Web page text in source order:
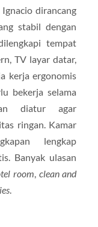
dirancang
stabil dengan
tempat
TV layar datar,
kerja ergonomis
bekerja selama
diatur agar
ringan. Kamar
lengkap
Banyak ulasan
room clean and
.